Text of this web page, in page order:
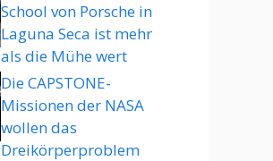
School von Porsche in
Laguna Seca ist mehr
als die Mühe wert
Die CAPSTONE-
Missionen der NASA
wollen das
Dreikörperproblem